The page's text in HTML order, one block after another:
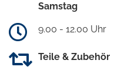
Samstag
9.00 - 12.00 Uhr
Teile & Zubehör